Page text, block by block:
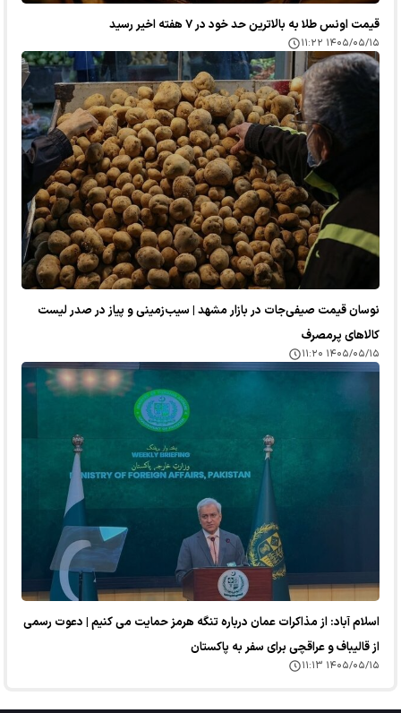
قیمت اونس طلا به بالاترین حد خود در ۷ هفته اخیر رسید
۱۴۰۵/۰۵/۱۵ ۱۱:۲۲
نوسان قیمت صیفی‌جات در بازار مشهد | سیب‌زمینی و پیاز در صدر لیست
کالا‌های پرمصرف
۱۴۰۵/۰۵/۱۵ ۱۱:۲۰
اسلام آباد: از مذاکرات عمان درباره تنگه هرمز حمایت می کنیم | دعوت رسمی
از قالیباف و عراقچی برای سفر به پاکستان
۱۴۰۵/۰۵/۱۵ ۱۱:۱۳